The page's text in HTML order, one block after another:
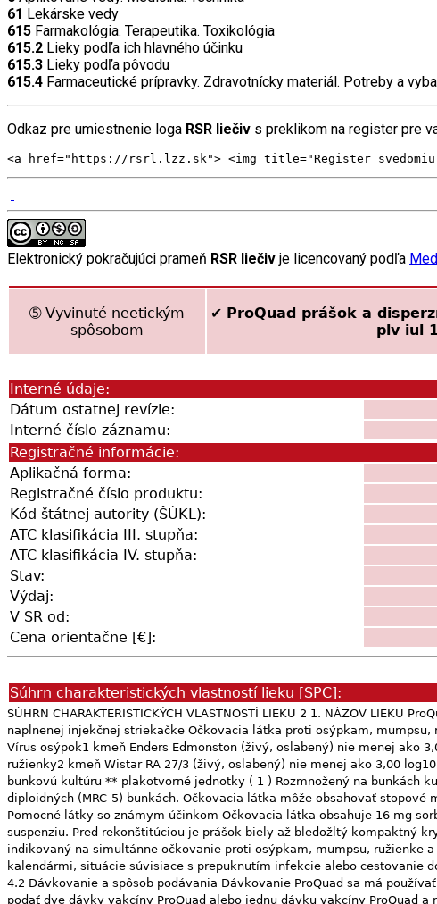
61 Lekárske vedy
615 Farmakológia. Terapeutika. Toxikológia
615.2 Lieky podľa ich hlavného účinku
615.3 Lieky podľa pôvodu
615.4 Farmaceutické prípravky. Zdravotnícky materiál. Potreby a
Odkaz pre umiestnenie loga RSR liečiv s preklikom na register pre
<a href="https://rsrl.lzz.sk"> <img title="Register
Elektronický pokračujúci prameň RSR liečiv je licencovaný podľa
➄ Vyvinuté neetickým
spôsobom
✔ ProQuad prášok a
plv iul
Interné údaje:
Dátum ostatnej revízie:
Interné číslo záznamu:
Registračné informácie:
Aplikačná forma:
Registračné číslo produktu:
Kód štátnej autority (ŠÚKL):
ATC klasifikácia III. stupňa:
ATC klasifikácia IV. stupňa:
Stav:
Výdaj:
V SR od:
Cena orientačne [€]:
Súhrn charakteristických vlastností lieku [SPC]:
SÚHRN CHARAKTERISTICKÝCH VLASTNOSTÍ LIEKU 2 1. NÁZOV LIEKU ProQuad prášok a disperzné prostredie na injekčnú suspenziu ProQuad prášok a disperzné prostredie na injekčnú suspenziu v naplnenej injekčnej striekačke Očkovacia látka proti osýpkam, mumpsu, ružienke a ovčím kiahňam (živá). 2. KVALITATÍVNE A KVANTITATÍVNE ZLOŽENIE Po rekonštitúcii jedna dávka (0,5 ml) obsahuje: Vírus osýpok1 kmeň Enders Edmonston (živý, oslabený) nie menej ako 3,00 log10 CCID50 * Vírus mumpsu1 kmeň Jeryl Lynn™ (Hladina B) (živý, oslabený) nie menej ako 4,30 log10 CCID50 * Vírus ružienky2 kmeň Wistar RA 27/3 (živý, oslabený) nie menej ako 3,00 log10 CCID50 * Vírus ovčích kiahní3 kmeň Oka/Merck (živý, oslabený) nie menej ako 3,99 log10 PFU** * 50 % infekčnej dávky pre bunkovú kultúru ** plakotvorné jednotky ( 1 ) Rozmnožený na bunkách kuracieho embrya. ( 2 ) Rozmnožený na ľudských diploidných pľúcnych (WI-38) fibroblastoch. ( 3 ) Rozmnožený na ľudských diploidných (MRC-5) bunkách. Očkovacia látka môže obsahovať stopové množstvá rekombinantného ľudského albumínu (rHA). Táto očkovacia látka obsahuje stopové množstvo neomycínu. Pozri časť 4.3. Pomocné látky so známym účinkom Očkovacia látka obsahuje 16 mg sorbitolu. Pozri časť 4.4. Úplný zoznam pomocných látok, pozri časť 6.1. 3. LIEKOVÁ FORMA Prášok a disperzné prostredie na injekčnú suspenziu. Pred rekonštitúciou je prášok biely až bledožltý kompaktný kryštalický koláč a disperzné prostredie je priehľadná bezfarebná tekutina. 4. KLINICKÉ ÚDAJE 4.1 Terapeutické indikácie ProQuad je indikovaný na simultánne očkovanie proti osýpkam, mumpsu, ružienke a ovčím kiahňam u jedincov vo veku od 12 mesiacov. V osobitných situáciách (napr. pre zosúladenie s národnými očkovacími kalendármi, situácie súvisiace s prepuknutím infekcie alebo cestovanie do oblasti s vysokou prevalenciou osýpok; pozri časti 4.2, 4.4. a 5.1) sa ProQuad môže podávať jedincom vo veku od 9 mesiacov. 3 4.2 Dávkovanie a spôsob podávania Dávkovanie ProQuad sa má používať v súlade s oficiálnymi odporúčaniami.  Jedinci vo veku 12 mesiacov a starší Jedincom vo veku od 12 mesiacov sa odporúča podať dve dávky vakcíny ProQuad alebo jednu dávku vakcíny ProQuad a následne druhú dávku monovalentnej vakcíny proti ovčím kiahňam, aby sa u nich zabezpečila optimálna ochrana pred ovčími kiahňami (pozri časť 5.1). Medzi prvou a druhou dávkou akejkoľvek živej vírusovej atenuovanej vakcíny, vrátane vakcíny ProQuad, musí uplynúť najmenej jeden mesiac. Druhú dávku sa odporúča podať do troch mesiacov po prvej dávke.  Jedinci vo veku od 9 do 12 mesiacov Údaje o imunogenite a bezpečnosti preukazujú, že sa ProQuad môže podávať v osobitných situáciách (napr. v súlade s oficiálnymi odporúčaniami alebo ak sa včasná ochrana považuje za nevyhnutnú) jedincom vo veku od 9 do 12 mesiacov. V takýchto prípadoch majú jedinci dostať druhú dávku vakcíny ProQuad, podanú s odstupom minimálne 3 mesiace, aby sa zabezpečila optimálna ochrana pred osýpkami a ovčími kiahňami (pozri časti 4.4 a 5.1).  Jedinci mladší ako 9 mesiacov V tejto podskupine pediatrickej populácie nie je ProQuad indikovaný. Bezpečnosť a účinnosť vakcíny ProQuad u detí mladších ako 9 mesiacov neboli stanovené. ProQuad sa môže použiť ako druhá dávka u jedincov, ktorí už predtým dostali vakcínu proti osýpkam, mumpsu a ružienke a vakcínu proti ovčím kiahňam. Spôsob podávania Očkovacia látka sa má aplikovať intramuskulárne (i.m.) alebo subkutánne (s.c.). Uprednostňovanými miestami podania injekcie sú anterolaterálna oblasť stehna u mladších detí a deltoidná oblasť u starších detí, dospievajúcich a dospelých. U pacientov s trombocytopéniou alebo s iným koagulačným ochorením sa má vakcína podať